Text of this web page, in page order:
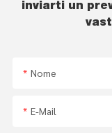
inviarti un
Nome
E-Mail